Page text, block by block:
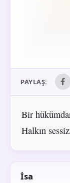
PAYLAŞ:
Bir
Halkın
İsa